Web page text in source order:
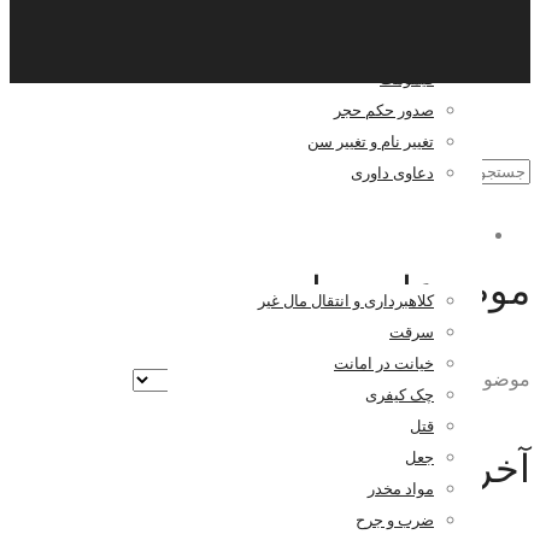
قیمومت
صدور حکم حجر
تغییر نام و تغییر سن
دعاوی داوری
کلاهبرداری و انتقال مال غیر
سرقت
خیانت در امانت
چک کیفری
قتل
جعل
مواد مخدر
ضرب و جرح
موضوعات سایت
موضوعات سایت
آخرین مطالب